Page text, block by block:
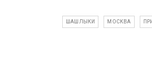
ШАШЛЫКИ МОСКВА